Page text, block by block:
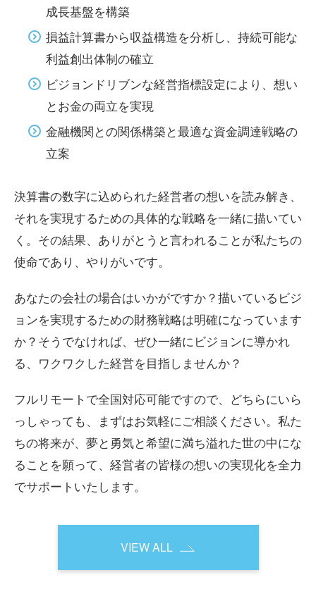
成長基盤を構築
損益計算書から収益構造を分析し、持続可能な
利益創出体制の確立
ビジョンドリブンな経営指標設定により、想い
とお金の両立を実現
金融機関との関係構築と最適な資金調達戦略の
立案
決算書の数字に込められた経営者の想いを読み解き、
それを実現するための具体的な戦略を一緒に描いてい
く。その結果、ありがとうと言われることが私たちの
使命であり、やりがいです。
あなたの会社の場合はいかがですか？描いているビジ
ョンを実現するための財務戦略は明確になっています
か？そうでなければ、ぜひ一緒にビジョンに導かれ
る、ワクワクした経営を目指しませんか？
フルリモートで全国対応可能ですので、どちらにいら
っしゃっても、まずはお気軽にご相談ください。私た
ちの将来が、夢と勇気と希望に満ち溢れた世の中にな
ることを願って、経営者の皆様の想いの実現化を全力
でサポートいたします。
VIEW ALL